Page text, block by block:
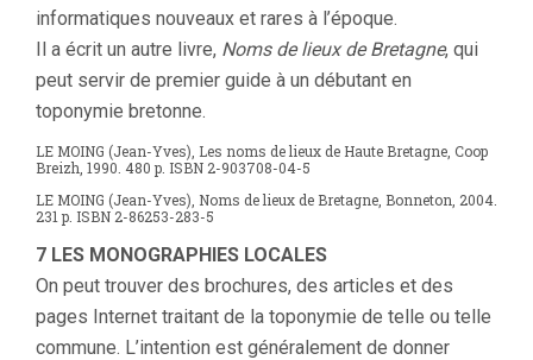
informatiques nouveaux et rares à l’époque.
Il a écrit un autre livre, Noms de lieux de Bretagne, qui
peut servir de premier guide à un débutant en
toponymie bretonne.
LE MOING (Jean-Yves), Les noms de lieux de Haute Bretagne, Coop
Breizh, 1990. 480 p. ISBN 2-903708-04-5
LE MOING (Jean-Yves), Noms de lieux de Bretagne, Bonneton, 2004.
231 p. ISBN 2-86253-283-5
7 LES MONOGRAPHIES LOCALES
On peut trouver des brochures, des articles et des
pages Internet traitant de la toponymie de telle ou telle
commune. L’intention est généralement de donner